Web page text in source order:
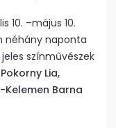
10. –május 10.
néhány naponta
színművészek
Pokorny Lia,
Kelemen Barna